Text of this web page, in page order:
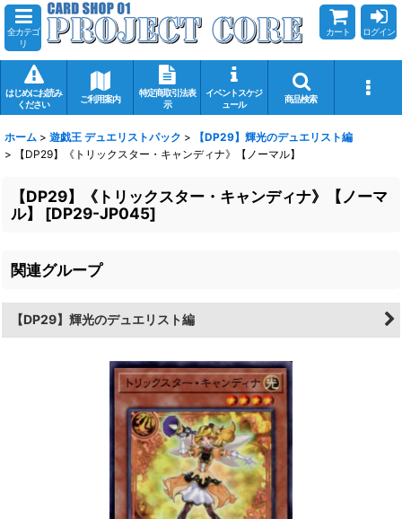
全カテゴ
リ
カート ログイン
はじめにお読み
ください
ご利用案内
特定商取引法表
示
イベントスケジ
ュール
商品検索
ホーム > 遊戯王 デュエリストパック >
【DP29】輝光のデュエリスト編
>
【DP29】《トリックスター・キャンディナ》【ノーマル】
【DP29】《トリックスター・キャンディナ》【ノーマ
ル】
[DP29-JP045]
関連グループ
【DP29】輝光のデュエリスト編